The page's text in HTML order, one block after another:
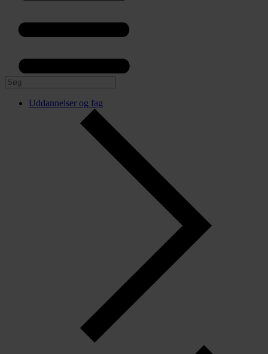
Uddannelser og fag